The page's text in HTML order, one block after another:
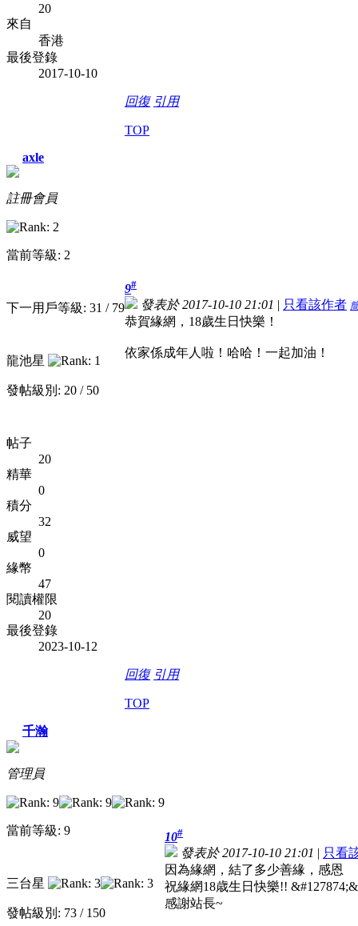
20
來自
香港
最後登錄
2017-10-10
回復 引用
TOP
axle
註冊會員
當前等級: 2
下一用戶等級: 31 / 79
龍池星
發帖級別: 20 / 50
帖子
20
精華
0
積分
32
威望
0
緣幣
47
閱讀權限
20
最後登錄
2023-10-12
9#
發表於 2017-10-10 21:01 | 只看該作者
恭賀緣網，18歲生日快樂！
依家係成年人啦！哈哈！一起加油！
回復 引用
TOP
千瀚
管理員
當前等級: 9
三台星
發帖級別: 73 / 150
10#
發表於 2017-10-10 21:01 | 只看
因為緣網，結了多少善緣，感恩
祝緣網18歳生日快樂!!
感謝站長~